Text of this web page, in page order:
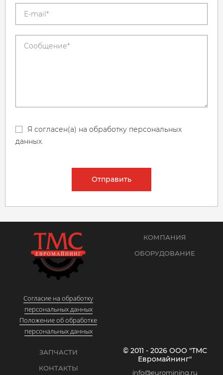
Я согласен(а) на обработку персональных
данных.
Отправить
Согласие на обработку
персональных данных
Положение об обработке
персональных данных
КОМПАНИЯ
ОБОРУДОВАНИЕ
ЗАПЧАСТИ
КОНТАКТЫ
© 2011 - 2026 ООО "ТМС
Евромайнинг"
info@euromining.ru